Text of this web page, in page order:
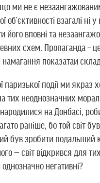
ми не є
об’єктивності взагалі
його вповні та
схем. Пропаганда –
намагання показатаи
паризької події ми
тих неоднозначних
на Донбасі,
раніше, бо той світ
був зробити подальший
— світ відкрився для
негативні?